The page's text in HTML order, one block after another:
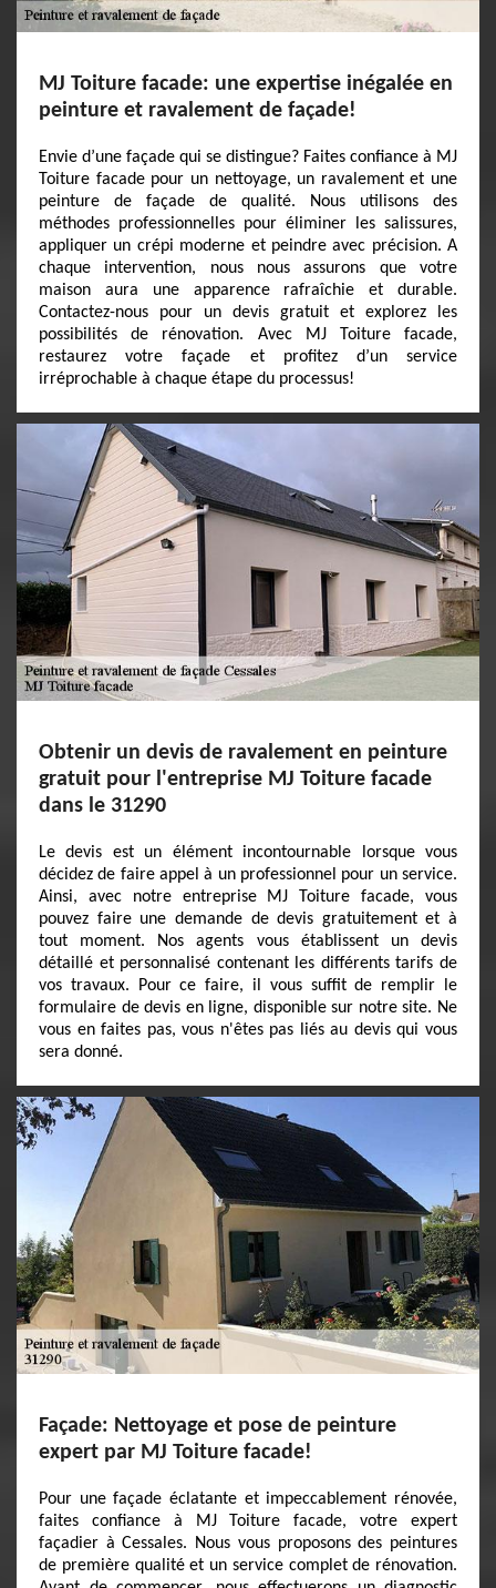
MJ Toiture facade: une expertise inégalée en
peinture et ravalement de façade!
Envie d’une façade qui se distingue? Faites confiance à MJ
Toiture facade pour un nettoyage, un ravalement et une
peinture de façade de qualité. Nous utilisons des
méthodes professionnelles pour éliminer les salissures,
appliquer un crépi moderne et peindre avec précision. A
chaque intervention, nous nous assurons que votre
maison aura une apparence rafraîchie et durable.
Contactez-nous pour un devis gratuit et explorez les
possibilités de rénovation. Avec MJ Toiture facade,
restaurez votre façade et profitez d’un service
irréprochable à chaque étape du processus!
Obtenir un devis de ravalement en peinture
gratuit pour l'entreprise MJ Toiture facade
dans le 31290
Le devis est un élément incontournable lorsque vous
décidez de faire appel à un professionnel pour un service.
Ainsi, avec notre entreprise MJ Toiture facade, vous
pouvez faire une demande de devis gratuitement et à
tout moment. Nos agents vous établissent un devis
détaillé et personnalisé contenant les différents tarifs de
vos travaux. Pour ce faire, il vous suffit de remplir le
formulaire de devis en ligne, disponible sur notre site. Ne
vous en faites pas, vous n'êtes pas liés au devis qui vous
sera donné.
Façade: Nettoyage et pose de peinture
expert par MJ Toiture facade!
Pour une façade éclatante et impeccablement rénovée,
faites confiance à MJ Toiture facade, votre expert
façadier à Cessales. Nous vous proposons des peintures
de première qualité et un service complet de rénovation.